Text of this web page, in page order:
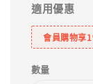
適用優惠
會員購物享
數量